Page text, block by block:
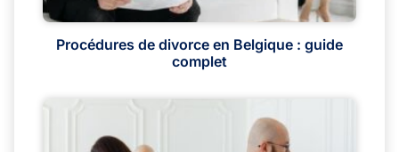
Procédures de divorce en Belgique : guide
complet